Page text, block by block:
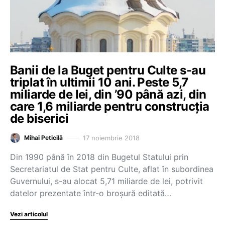
Banii de la Buget pentru Culte s-au
triplat în ultimii 10 ani. Peste 5,7
miliarde de lei, din ’90 până azi, din
care 1,6 miliarde pentru construcția
de biserici
Mihai Peticilă 17 noiembrie 2018
Din 1990 până în 2018 din Bugetul Statului prin
Secretariatul de Stat pentru Culte, aflat în subordinea
Guvernului, s-au alocat 5,71 miliarde de lei, potrivit
datelor prezentate într-o broșură editată…
Vezi articolul